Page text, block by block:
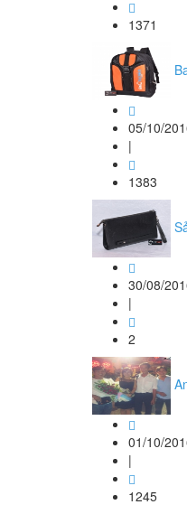
1371
05/10/
|
1383
30/08/
|
2
01/10/
|
1245